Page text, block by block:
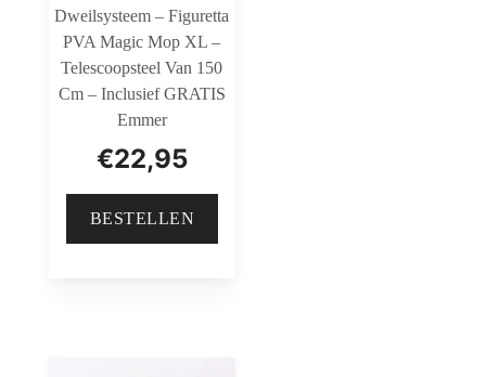
Dweilsysteem – Figuretta
PVA Magic Mop XL –
Telescoopsteel Van 150
Cm – Inclusief GRATIS
Emmer
€22,95
BESTELLEN